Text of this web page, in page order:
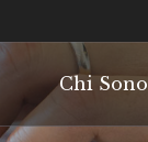
Chi Sono